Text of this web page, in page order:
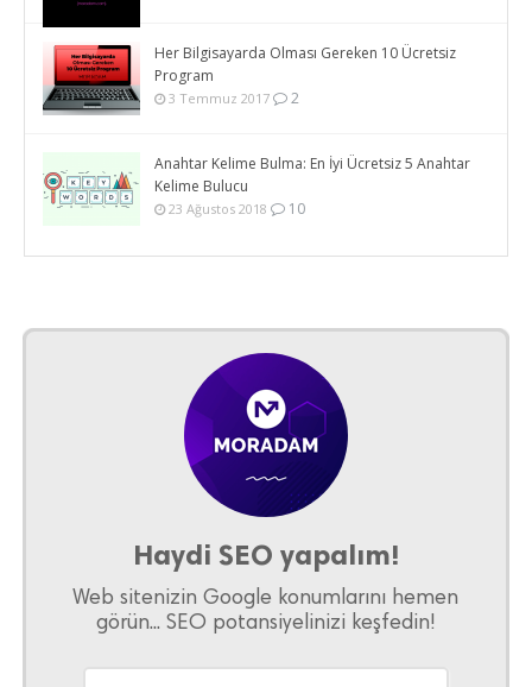
Her Bilgisayarda Olması Gereken 10 Ücretsiz
Program
3 Temmuz 2017 2
Anahtar Kelime Bulma: En İyi Ücretsiz 5 Anahtar
Kelime Bulucu
23 Ağustos 2018 10
Haydi SEO yapalım!
Web sitenizin Google konumlarını hemen
görün... SEO potansiyelinizi keşfedin!